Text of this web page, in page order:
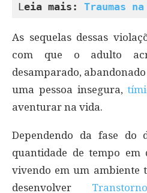
Leia mais: Traumas
As sequelas dessas
com que o adulto
desamparado,
uma pessoa insegura,
aventurar na vida.
Dependendo da fase do
quantidade de tempo em
vivendo em um ambiente
desenvolver